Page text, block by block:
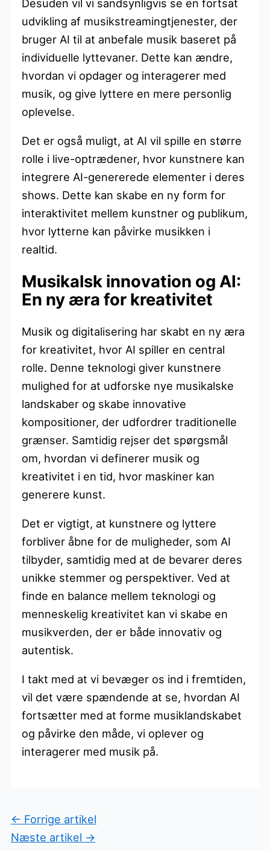
Desuden vil vi sandsynligvis se en fortsat
udvikling af musikstreamingtjenester, der
bruger AI til at anbefale musik baseret på
individuelle lyttevaner. Dette kan ændre,
hvordan vi opdager og interagerer med
musik, og give lyttere en mere personlig
oplevelse.
Det er også muligt, at AI vil spille en større
rolle i live-optrædener, hvor kunstnere kan
integrere AI-genererede elementer i deres
shows. Dette kan skabe en ny form for
interaktivitet mellem kunstner og publikum,
hvor lytterne kan påvirke musikken i
realtid.
Musikalsk innovation og AI:
En ny æra for kreativitet
Musik og digitalisering har skabt en ny æra
for kreativitet, hvor AI spiller en central
rolle. Denne teknologi giver kunstnere
mulighed for at udforske nye musikalske
landskaber og skabe innovative
kompositioner, der udfordrer traditionelle
grænser. Samtidig rejser det spørgsmål
om, hvordan vi definerer musik og
kreativitet i en tid, hvor maskiner kan
generere kunst.
Det er vigtigt, at kunstnere og lyttere
forbliver åbne for de muligheder, som AI
tilbyder, samtidig med at de bevarer deres
unikke stemmer og perspektiver. Ved at
finde en balance mellem teknologi og
menneskelig kreativitet kan vi skabe en
musikverden, der er både innovativ og
autentisk.
I takt med at vi bevæger os ind i fremtiden,
vil det være spændende at se, hvordan AI
fortsætter med at forme musiklandskabet
og påvirke den måde, vi oplever og
interagerer med musik på.
← Forrige artikel
Næste artikel →